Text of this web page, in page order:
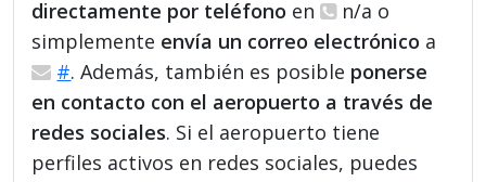
directamente por teléfono en
n/a o
simplemente envía un correo electrónico a
#. Además, también es posible ponerse
en contacto con el aeropuerto a través de
redes sociales. Si el aeropuerto tiene
perfiles activos en redes sociales, puedes